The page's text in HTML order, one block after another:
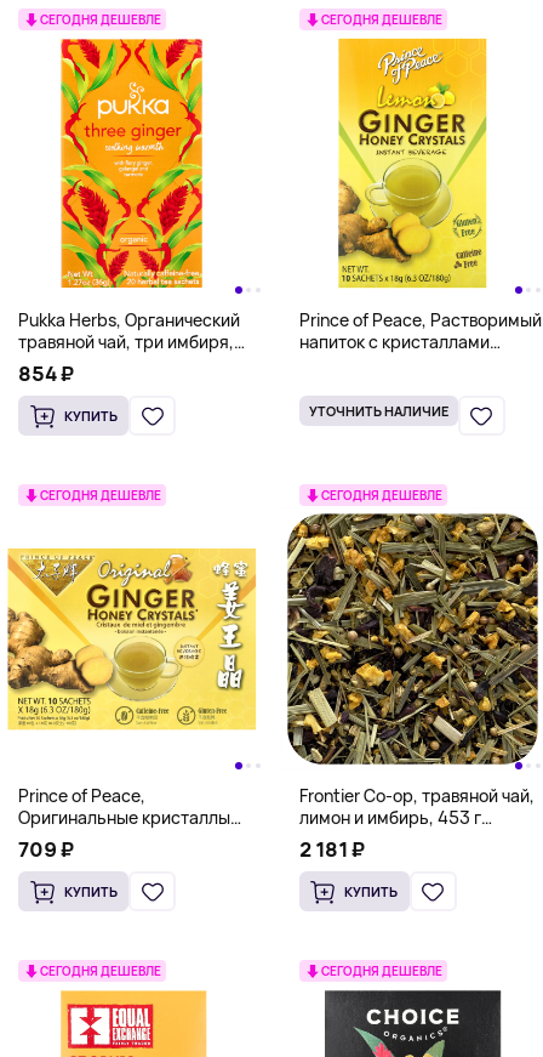
СЕГОДНЯ ДЕШЕВЛЕ
Pukka Herbs, Органический
травяной чай, три имбиря,
без кофеина, 20 пакетиков,
36 г (1,27 унции)
854 ₽
КУПИТЬ
СЕГОДНЯ ДЕШЕВЛЕ
Prince of Peace, Растворимый
напиток с кристаллами
(6,3 унции)
УТОЧНИТЬ НАЛИЧИЕ
СЕГОДНЯ ДЕШЕВЛЕ
Prince of Peace,
Оригинальные кристаллы
имбирного меда, 10
пакетиков (18 г) каждый
709 ₽
КУПИТЬ
СЕГОДНЯ ДЕШЕВЛЕ
Frontier Co-op, травяной чай,
лимон и имбирь, 453 г
(16 унций)
2 181 ₽
КУПИТЬ
СЕГОДНЯ ДЕШЕВЛЕ СЕГОДНЯ ДЕШЕВЛЕ